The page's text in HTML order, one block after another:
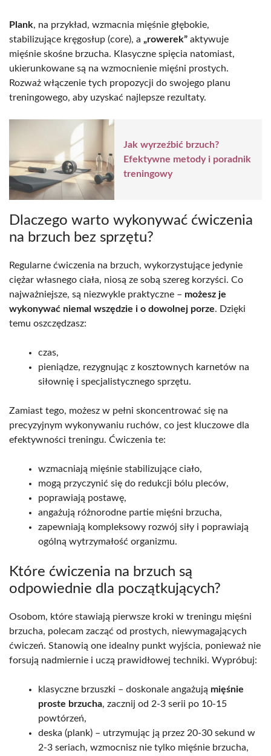
Plank, na przykład, wzmacnia mięśnie głębokie,
stabilizujące kręgosłup (core), a „rowerek” aktywuje
mięśnie skośne brzucha. Klasyczne spięcia natomiast,
ukierunkowane są na wzmocnienie mięśni prostych.
Rozważ włączenie tych propozycji do swojego planu
treningowego, aby uzyskać najlepsze rezultaty.
Jak wyrzeźbić brzuch?
Efektywne metody i poradnik
treningowy
Dlaczego warto wykonywać ćwiczenia
na brzuch bez sprzętu?
Regularne ćwiczenia na brzuch, wykorzystujące jedynie
ciężar własnego ciała, niosą ze sobą szereg korzyści. Co
najważniejsze, są niezwykle praktyczne – możesz je
wykonywać niemal wszędzie i o dowolnej porze. Dzięki
temu oszczędzasz:
czas,
pieniądze, rezygnując z kosztownych karnetów na
siłownię i specjalistycznego sprzętu.
Zamiast tego, możesz w pełni skoncentrować się na
precyzyjnym wykonywaniu ruchów, co jest kluczowe dla
efektywności treningu. Ćwiczenia te:
wzmacniają mięśnie stabilizujące ciało,
mogą przyczynić się do redukcji bólu pleców,
poprawiają postawę,
angażują różnorodne partie mięśni brzucha,
zapewniają kompleksowy rozwój siły i poprawiają
ogólną wytrzymałość organizmu.
Które ćwiczenia na brzuch są
odpowiednie dla początkujących?
Osobom, które stawiają pierwsze kroki w treningu mięśni
brzucha, polecam zacząć od prostych, niewymagających
ćwiczeń. Stanowią one idealny punkt wyjścia, ponieważ nie
forsują nadmiernie i uczą prawidłowej techniki. Wypróbuj:
klasyczne brzuszki – doskonale angażują mięśnie
proste brzucha, zacznij od 2-3 serii po 10-15
powtórzeń,
deska (plank) – utrzymując ją przez 20-30 sekund w
2-3 seriach, wzmocnisz nie tylko mięśnie brzucha,